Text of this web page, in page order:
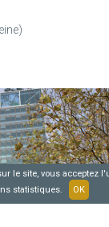
le site, vous acceptez
statistiques.
OK